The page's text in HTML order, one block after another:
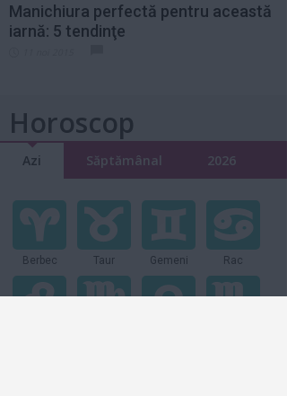
Manichiura perfectă pentru această
iarnă: 5 tendinţe
Horoscop
Azi Săptămânal 2026
Berbec Taur Gemeni Rac